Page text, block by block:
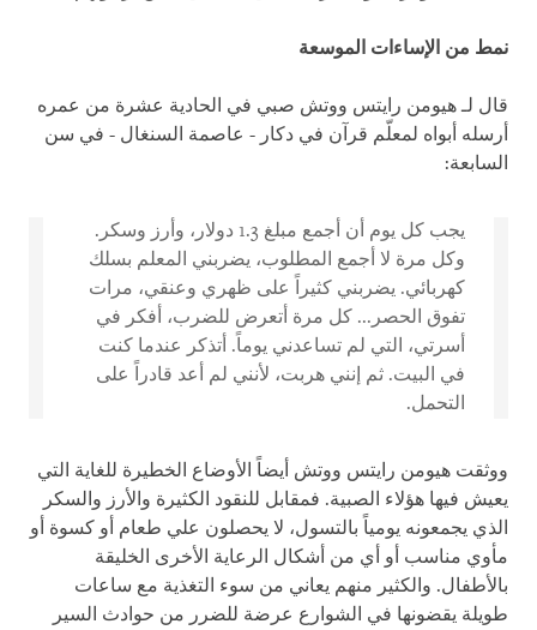
نمط من الإساءات الموسعة
قال لـ هيومن رايتس ووتش صبي في الحادية عشرة من عمره
أرسله أبواه لمعلّم قرآن في دكار - عاصمة السنغال - في سن
السابعة:
يجب كل يوم أن أجمع مبلغ 1.3 دولار، وأرز وسكر.
وكل مرة لا أجمع المطلوب، يضربني المعلم بسلك
كهربائي. يضربني كثيراً على ظهري وعنقي، مرات
تفوق الحصر... كل مرة أتعرض للضرب، أفكر في
أسرتي، التي لم تساعدني يوماً. أتذكر عندما كنت
في البيت. ثم إنني هربت، لأنني لم أعد قادراً على
التحمل.
ووثقت هيومن رايتس ووتش أيضاً الأوضاع الخطيرة للغاية التي
يعيش فيها هؤلاء الصبية. فمقابل للنقود الكثيرة والأرز والسكر
الذي يجمعونه يومياً بالتسول، لا يحصلون علي طعام أو كسوة أو
مأوي مناسب أو أي من أشكال الرعاية الأخرى الخليقة
بالأطفال. والكثير منهم يعاني من سوء التغذية مع ساعات
طويلة يقضونها في الشوارع عرضة للضرر من حوادث السير